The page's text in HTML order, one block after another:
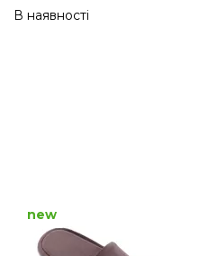
В наявності
new